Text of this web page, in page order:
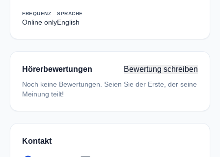
FREQUENZ
Online only
SPRACHE
English
Hörerbewertungen Bewertung schreiben
Noch keine Bewertungen. Seien Sie der Erste, der seine
Meinung teilt!
Kontakt